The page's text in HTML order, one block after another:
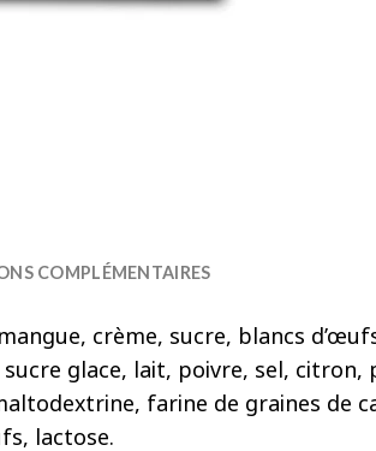
COMPLÉMENTAIRES
crème, sucre, blancs
glace, lait, poivre, sel, citron,
farine de graines de
lactose.